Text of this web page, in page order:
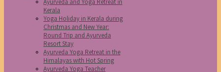
Ayurveda and Yoga Retreat in
Kerala
Yoga Holiday in Kerala during
Christmas and New Year:
Round Trip and Ayurveda
Resort Stay
Ayurveda Yoga Retreat in the
Himalayas with Hot Spring
Ayurveda Yoga Teacher